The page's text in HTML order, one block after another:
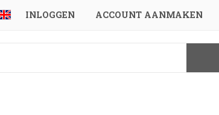
INLOGGEN ACCOUNT AANMAKEN